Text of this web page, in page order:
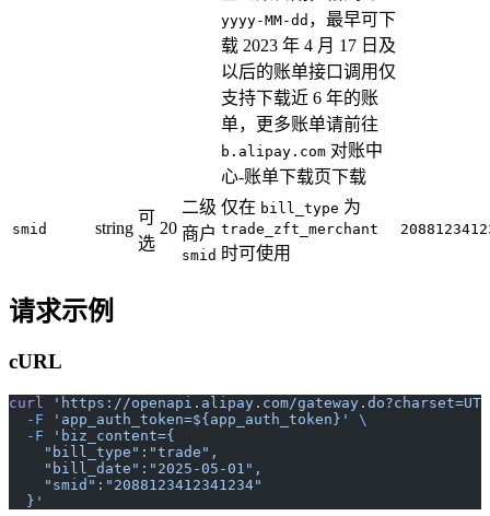
yyyy-MM-dd ，最早可下
载 2023 年 4 月 17 日及
以后的账单接口调用仅
支持下载近 6 年的账
单，更多账单请前往
b.alipay.com 对账中
心-账单下载页下载
smid string
可
选
20
二级
商户
smid
仅在 bill_type 为
trade_zft_merchant
时可使用
请求示例
cURL
curl
'https://openapi.alipay.com/
  -F
'app_auth_token=${app_auth_token}'
\
  -F
'biz_content={
    "bill_type":"trade",
    "bill_date":"2025-05-01",
    "smid":"2088123412341234"
  }'